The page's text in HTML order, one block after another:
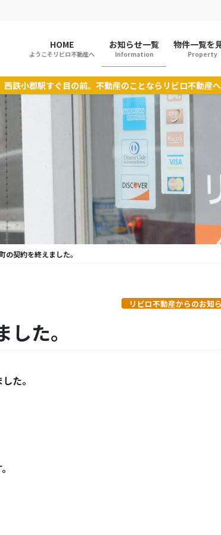
HOME
ようこそリビロ不動産へ
お知らせ一覧
Information
物件一覧を
Property
西鉄小郡駅すぐ目の前。不動産のことならリビロ不動産
の契約を終えました。
リビロ不動産からのお知
た。
た。